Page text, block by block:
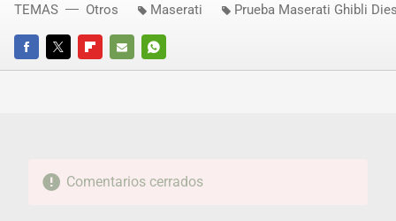
FACEBOOKTWITTERFLIPBOARD
E-
WHATSAPP
TEMAS Otros Maserati Prueba Maserati Ghibli
Comentarios cerrados